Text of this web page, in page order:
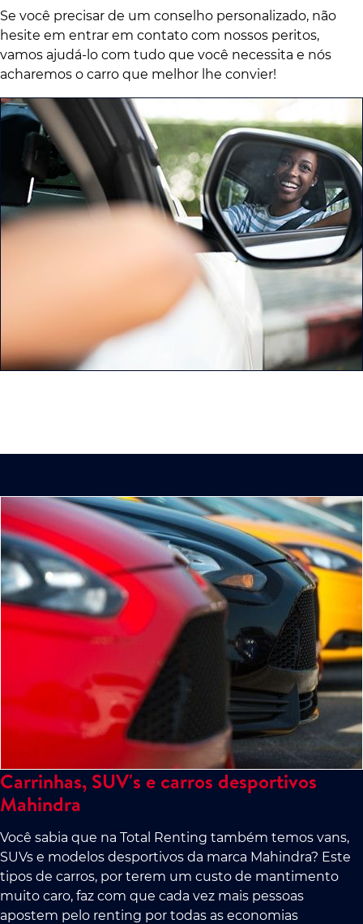
Se você precisar de um conselho personalizado, não
hesite em entrar em contato com nossos peritos,
vamos ajudá-lo com tudo que você necessita e nós
acharemos o carro que melhor lhe convier!
Carrinhas, SUV's e carros desportivos
Mahindra
Você sabia que na Total Renting também temos vans,
SUVs e modelos desportivos da marca Mahindra? Este
tipos de carros, por terem um custo de mantimento
muito caro, faz com que cada vez mais pessoas
apostem pelo renting por todas as economias